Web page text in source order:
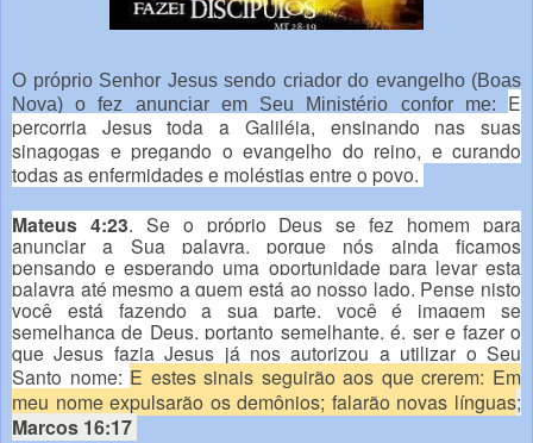
O próprio Senhor Jesus sendo criador do evangelho (Boas
Nova) o fez anunciar em Seu Ministério confor me: E
percorria Jesus toda a Galiléia, ensinando nas suas
sinagogas e pregando o evangelho do reino, e curando
todas as enfermidades e moléstias entre o povo.
Mateus 4:23. Se o próprio Deus se fez homem para
anunciar a Sua palavra, porque nós ainda ficamos
pensando e esperando uma oportunidade para levar esta
palavra até mesmo a quem está ao nosso lado. Pense nisto
você está fazendo a sua parte, você é imagem se
semelhança de Deus, portanto semelhante, é, ser e fazer o
que Jesus fazia Jesus já nos autorizou a utilizar o Seu
Santo nome: E estes sinais seguirão aos que crerem: Em
meu nome expulsarão os demônios; falarão novas línguas;
Marcos 16:17